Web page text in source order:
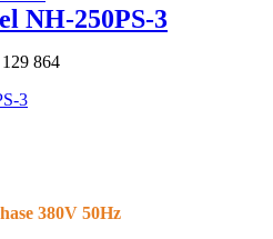
NH-250PS-3
864
3
380V 50Hz